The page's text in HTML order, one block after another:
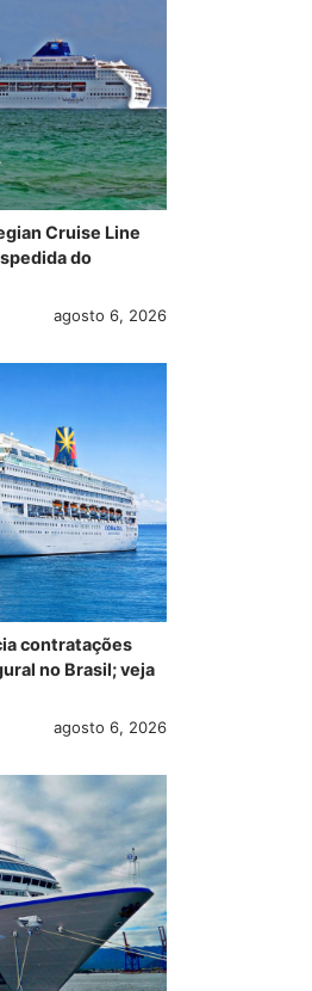
Cruise Line
do
agosto 6, 2026
contratações
no Brasil; veja
agosto 6, 2026